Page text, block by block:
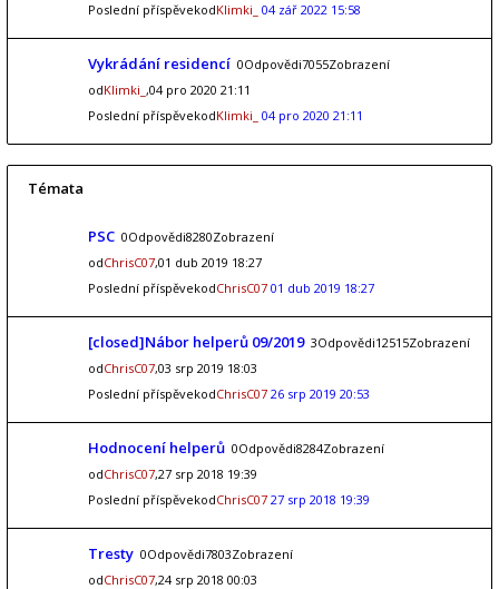
Poslední příspěvekodKlimki_ 04 zář 2022 15:58
Vykrádání residencí 0Odpovědi7055Zobrazení
odKlimki_ ,04 pro 2020 21:11
Poslední příspěvekodKlimki_ 04 pro 2020 21:11
Témata
PSC 0Odpovědi8280Zobrazení
odChrisC07,01 dub 2019 18:27
Poslední příspěvekodChrisC07 01 dub 2019 18:27
[closed]Nábor helperů 09/2019 3Odpovědi12515Zobrazení
odChrisC07,03 srp 2019 18:03
Poslední příspěvekodChrisC07 26 srp 2019 20:53
Hodnocení helperů 0Odpovědi8284Zobrazení
odChrisC07,27 srp 2018 19:39
Poslední příspěvekodChrisC07 27 srp 2018 19:39
Tresty 0Odpovědi7803Zobrazení
odChrisC07,24 srp 2018 00:03